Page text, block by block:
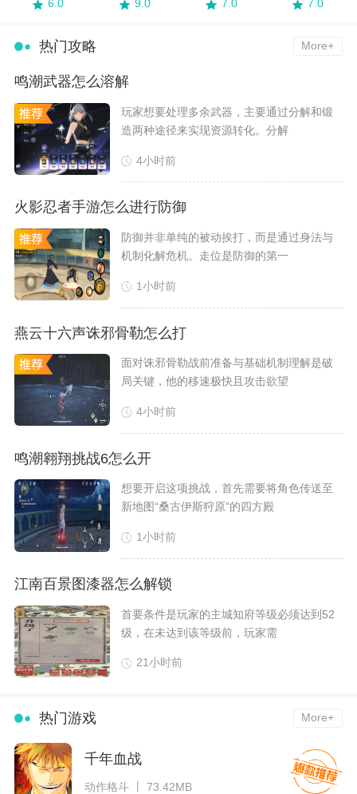
6.0 9.0 7.0 7.0
热门攻略 More+
鸣潮武器怎么溶解
​玩家想要处理多余武器，主要通过分解和锻
造两种途径来实现资源转化。分解
4小时前
火影忍者手游怎么进行防御
​防御并非单纯的被动挨打，而是通过身法与
机制化解危机。走位是防御的第一
1小时前
燕云十六声诛邪骨勒怎么打
​面对诛邪骨勒战前准备与基础机制理解是破
局关键，他的移速极快且攻击欲望
4小时前
鸣潮翱翔挑战6怎么开
​想要开启这项挑战，首先需要将角色传送至
新地图“桑古伊斯狩原”的四方殿
1小时前
江南百景图漆器怎么解锁
​首要条件是玩家的主城知府等级必须达到52
级，在未达到该等级前，玩家需
21小时前
热门游戏 More+
千年血战
动作格斗 丨 73.42MB